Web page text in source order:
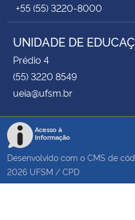
+55 (55) 3220-8000
UNIDADE DE
Prédio 4
(55) 3220 8549
ueia@ufsm.br
Acesso à
Informação
Desenvolvido com o CMS de
2026 UFSM / CPD